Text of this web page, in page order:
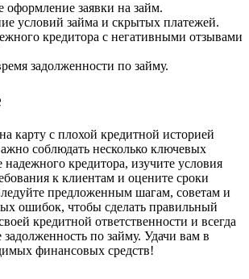
оформление заявки на займ.
условий займа и скрытых платежей.
кредитора с негативными отзывами
задолженности по займу.
карту с плохой кредитной историей
соблюдать несколько ключевых
кредитора, изучите условия
к клиентам и оцените сроки
предложенным шагам, советам и
ошибок, чтобы сделать правильный
кредитной ответственности и всегда
по займу. Удачи вам в
финансовых средств!